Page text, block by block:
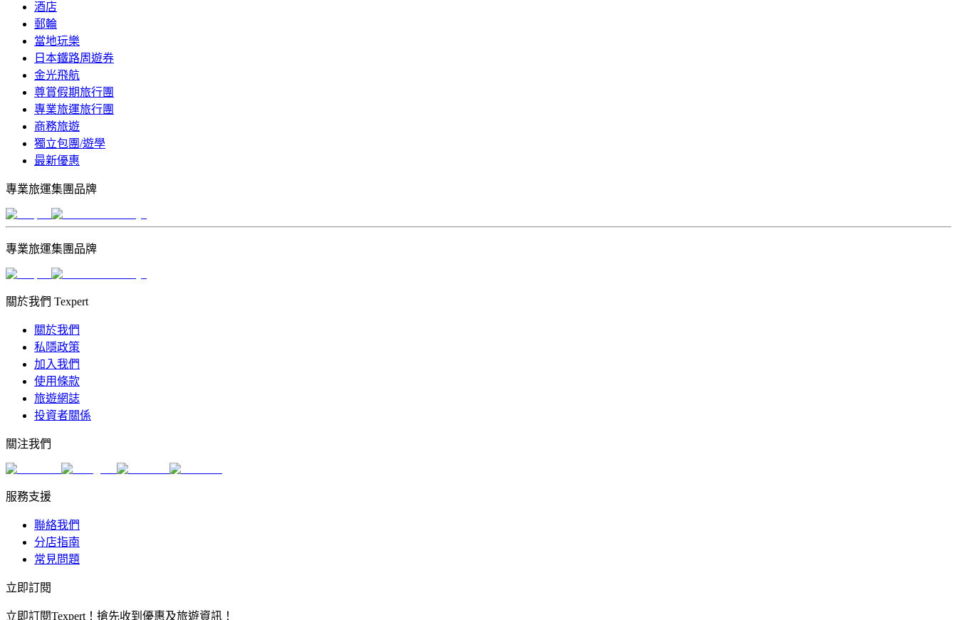
酒店
郵輪
當地玩樂
日本鐵路周遊券
金光飛航
尊賞假期旅行團
專業旅運旅行團
商務旅遊
獨立包團/遊學
最新優惠
專業旅運集團品牌
專業旅運集團品牌
關於我們 Texpert
關於我們
私隱政策
加入我們
使用條款
旅遊網誌
投資者關係
關注我們
服務支援
聯絡我們
分店指南
常見問題
立即訂閱
立即訂閱Texpert！搶先收到優惠及旅遊資訊！